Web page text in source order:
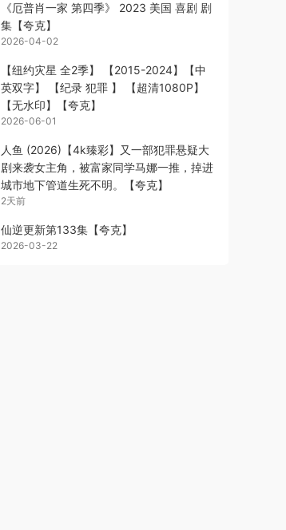
《厄普肖一家 第四季》 2023 美国 喜剧 剧
集【夸克】
2026-04-02
【纽约灾星 全2季】 【2015-2024】【中
英双字】 【纪录 犯罪 】 【超清1080P】
【无水印】【夸克】
2026-06-01
人鱼 (2026)【4k臻彩】又一部犯罪悬疑大
剧来袭女主角，被富家同学马娜一推，掉进
城市地下管道生死不明。【夸克】
2天前
仙逆更新第133集【夸克】
2026-03-22